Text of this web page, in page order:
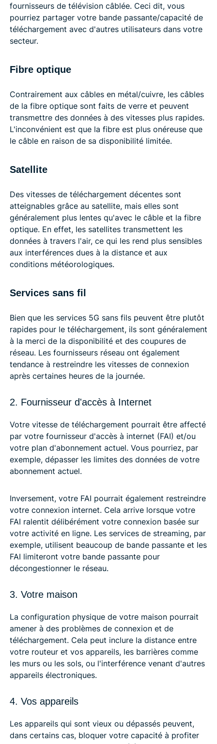
fournisseurs de télévision câblée. Ceci dit, vous
pourriez partager votre bande passante/capacité de
téléchargement avec d'autres utilisateurs dans votre
secteur.
Fibre optique
Contrairement aux câbles en métal/cuivre, les câbles
de la fibre optique sont faits de verre et peuvent
transmettre des données à des vitesses plus rapides.
L'inconvénient est que la fibre est plus onéreuse que
le câble en raison de sa disponibilité limitée.
Satellite
Des vitesses de téléchargement décentes sont
atteignables grâce au satellite, mais elles sont
généralement plus lentes qu'avec le câble et la fibre
optique. En effet, les satellites transmettent les
données à travers l'air, ce qui les rend plus sensibles
aux interférences dues à la distance et aux
conditions météorologiques.
Services sans fil
Bien que les services 5G sans fils peuvent être plutôt
rapides pour le téléchargement, ils sont généralement
à la merci de la disponibilité et des coupures de
réseau. Les fournisseurs réseau ont également
tendance à restreindre les vitesses de connexion
après certaines heures de la journée.
2. Fournisseur d'accès à Internet
Votre vitesse de téléchargement pourrait être affecté
par votre fournisseur d'accès à internet (FAI) et/ou
votre plan d'abonnement actuel. Vous pourriez, par
exemple, dépasser les limites des données de votre
abonnement actuel.
Inversement, votre FAI pourrait également restreindre
votre connexion internet. Cela arrive lorsque votre
FAI ralentit délibérément votre connexion basée sur
votre activité en ligne. Les services de streaming, par
exemple, utilisent beaucoup de bande passante et les
FAI limiteront votre bande passante pour
décongestionner le réseau.
3. Votre maison
La configuration physique de votre maison pourrait
amener à des problèmes de connexion et de
téléchargement. Cela peut inclure la distance entre
votre routeur et vos appareils, les barrières comme
les murs ou les sols, ou l'interférence venant d'autres
appareils électroniques.
4. Vos appareils
Les appareils qui sont vieux ou dépassés peuvent,
dans certains cas, bloquer votre capacité à profiter